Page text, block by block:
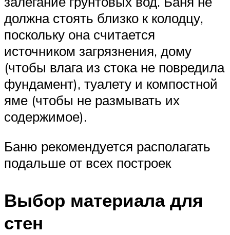
должна стоять близко к колодцу,
поскольку она считается
источником загрязнения, дому
(чтобы влага из стока не повредила
фундамент), туалету и компостной
яме (чтобы не размывать их
содержимое).
Баню рекомендуется располагать
подальше от всех построек
Выбор материала для
стен